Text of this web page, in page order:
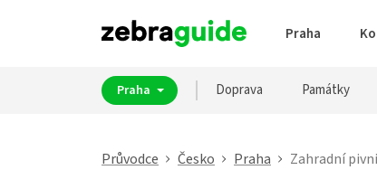
Praha
Praha Doprava Památky
Průvodce Česko Praha Zahradní